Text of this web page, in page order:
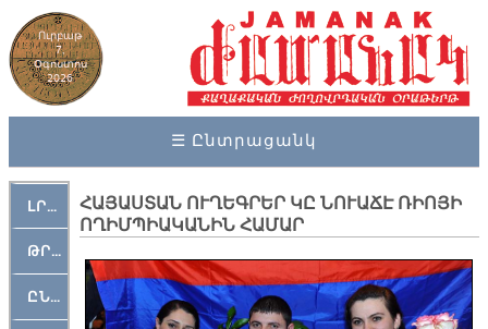
Ուրբաթ
7,
Օգոստոս
2026
☰ Ընտրացանկ
ԼՐԱՀՈՍ
ԹՐՔԱՀԱՅ ԿԵԱՆՔ
ԸՆԿԵՐԱՄՇԱԿՈՒԹԱՅԻՆ
ՀԱՅԱՍՏԱՆ ՈՒՂԵԳՐԵՐ ԿԸ ՆՈՒԱՃԷ ՌԻՈՅԻ
ՈՂԻՄՊԻԱԿԱՆԻՆ ՀԱՄԱՐ